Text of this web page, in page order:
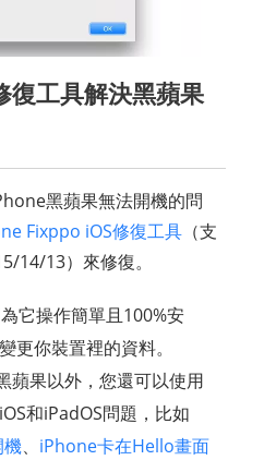
復工具解決黑蘋果
黑蘋果無法開機的問
Fixppo iOS修復工具 （支
14/13）來修復。
它操作簡單且100%安
更你裝置裡的資料。
果以外，您還可以使用
和iPadOS問題，比如
、 iPhone卡在Hello畫面